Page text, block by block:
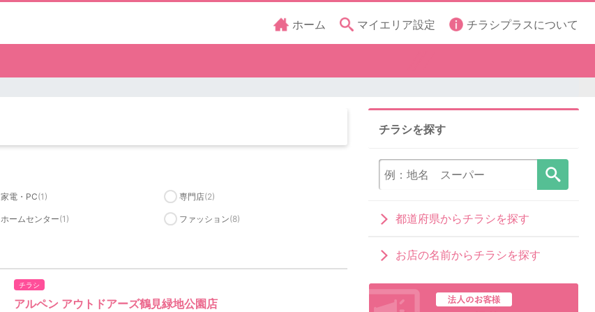
ホーム マイエリア設定 チラシプラスについて
家電・PC(1) 専門店(2)
ホームセンター(1) ファッション(8)
チラシ
アルペン アウトドアーズ鶴見緑地公園店
チラシを探す
都道府県からチラシを探す
お店の名前からチラシを探す